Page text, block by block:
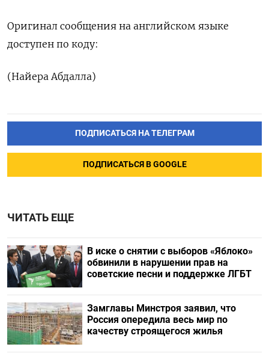
Оригинал сообщения на ‌английском ‌языке
доступен ​по коду:
(Найера ‌Абдалла)
ПОДПИСАТЬСЯ НА ТЕЛЕГРАМ
ПОДПИСАТЬСЯ В GOOGLE
ЧИТАТЬ ЕЩЕ
В иске о снятии с выборов «Яблоко»
обвинили в нарушении прав на
советские песни и поддержке ЛГБТ
Замглавы Минстроя заявил, что
Россия опередила весь мир по
качеству строящегося жилья